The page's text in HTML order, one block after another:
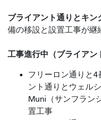
ブライアント通りとキン
備の移設と設置工事が継
工事進行中（ブライアン
フリーロン通りと
ント通りとウェル
Muni（サンフラン
置工事